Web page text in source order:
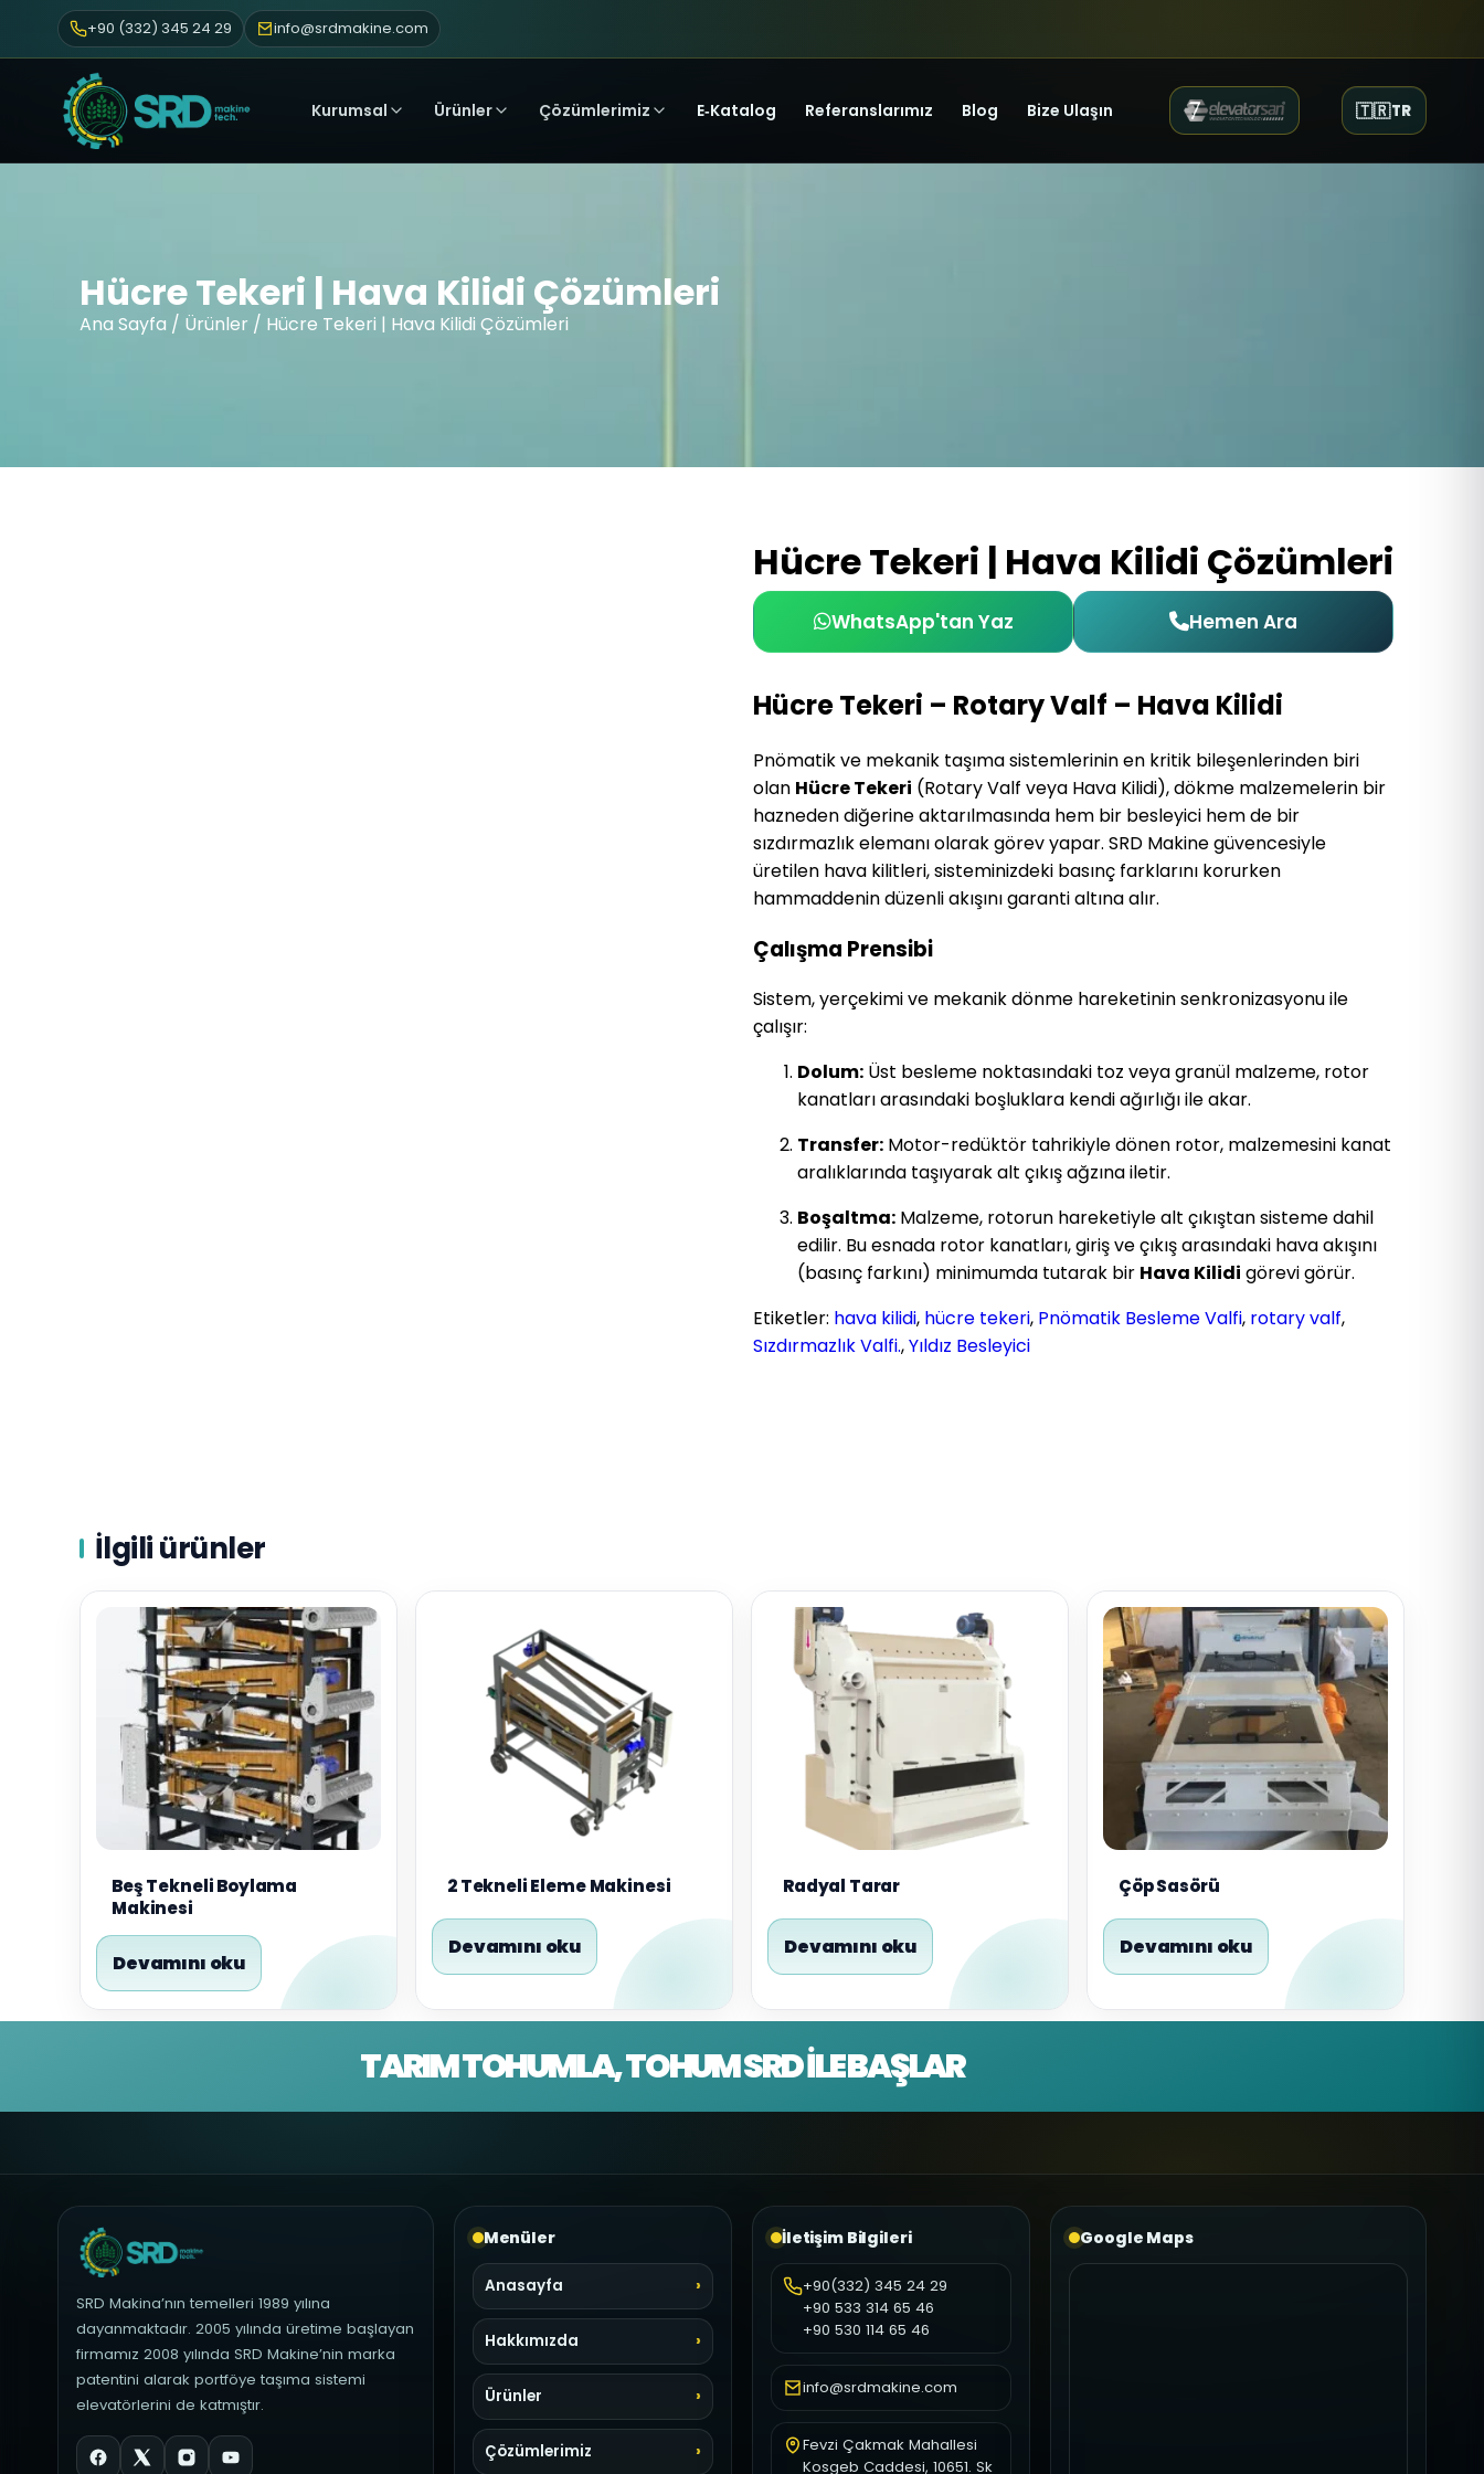
+90 (332) 345 24 29 info@srdmakine.com
Kurumsal Ürünler Çözümlerimiz E‑Katalog Referanslarımız Blog Bize Ulaşın 🇹🇷TR
Hücre Tekeri | Hava Kilidi Çözümleri
Ana Sayfa / Ürünler / Hücre Tekeri | Hava Kilidi Çözümleri
Hücre Tekeri | Hava Kilidi Çözümleri
WhatsApp'tan Yaz Hemen Ara
Hücre Tekeri – Rotary Valf – Hava Kilidi
Pnömatik ve mekanik taşıma sistemlerinin en kritik bileşenlerinden biri
olan Hücre Tekeri (Rotary Valf veya Hava Kilidi), dökme malzemelerin bir
hazneden diğerine aktarılmasında hem bir besleyici hem de bir
sızdırmazlık elemanı olarak görev yapar. SRD Makine güvencesiyle
üretilen hava kilitleri, sisteminizdeki basınç farklarını korurken
hammaddenin düzenli akışını garanti altına alır.
Çalışma Prensibi
Sistem, yerçekimi ve mekanik dönme hareketinin senkronizasyonu ile
çalışır:
Dolum: Üst besleme noktasındaki toz veya granül malzeme, rotor
kanatları arasındaki boşluklara kendi ağırlığı ile akar.
Transfer: Motor-redüktör tahrikiyle dönen rotor, malzemesini kanat
aralıklarında taşıyarak alt çıkış ağzına iletir.
Boşaltma: Malzeme, rotorun hareketiyle alt çıkıştan sisteme dahil
edilir. Bu esnada rotor kanatları, giriş ve çıkış arasındaki hava akışını
(basınç farkını) minimumda tutarak bir Hava Kilidi görevi görür.
Etiketler: hava kilidi, hücre tekeri, Pnömatik Besleme Valfi, rotary valf,
Sızdırmazlık Valfi.,Yıldız Besleyici
İlgili ürünler
Beş Tekneli Boylama
Makinesi
Devamını oku
2 Tekneli Eleme Makinesi
Devamını oku
Radyal Tarar
Devamını oku
Çöp Sasörü
Devamını oku
TARIM TOHUMLA, TOHUM SRD İLE BAŞLAR
SRD Makina’nın temelleri 1989 yılına
dayanmaktadır. 2005 yılında üretime başlayan
firmamız 2008 yılında SRD Makine’nin marka
patentini alarak portföye taşıma sistemi
elevatörlerini de katmıştır.
Menüler
Anasayfa
Hakkımızda
Ürünler
Çözümlerimiz
İletişim Bilgileri
+90(332) 345 24 29
+90 533 314 65 46
+90 530 114 65 46
info@srdmakine.com
Fevzi Çakmak Mahallesi
Kosgeb Caddesi, 10651. Sk
Google Maps